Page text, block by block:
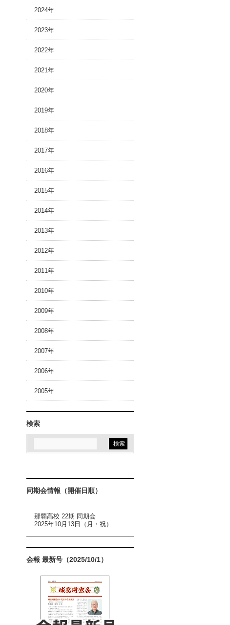
2024年
2023年
2022年
2021年
2020年
2019年
2018年
2017年
2016年
2015年
2014年
2013年
2012年
2011年
2010年
2009年
2008年
2007年
2006年
2005年
検索
同期会情報（開催日順）
那覇高校 22期 同期会
2025年10月13日（月・祝）
会報 最新号（2025/10/1）